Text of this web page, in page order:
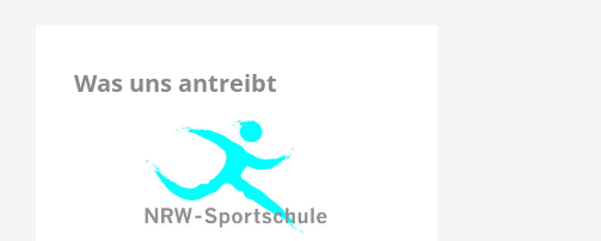
Was uns antreibt